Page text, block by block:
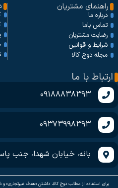
راهنمای مشتریان
درباره ما
تماس باما
رضایت مشتریان
شرایط و قوانین
مجله دوج کالا
ارتباط با ما
09188838393
09373998393
بانه، خیابان شهدا، جنب
برای استفاده از مطالب دوج کالا، داشتن «هدف غیرتجاری»